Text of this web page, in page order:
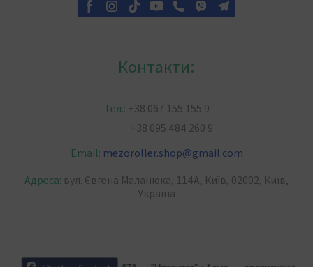
Контакти:
Тел.: +38 067 155 155 9
+38 095 484 260 9
Email: mezoroller.shop@gmail.com
Адреса: вул. Євгена Маланюка, 114А, Київ, 02002, Київ,
Україна